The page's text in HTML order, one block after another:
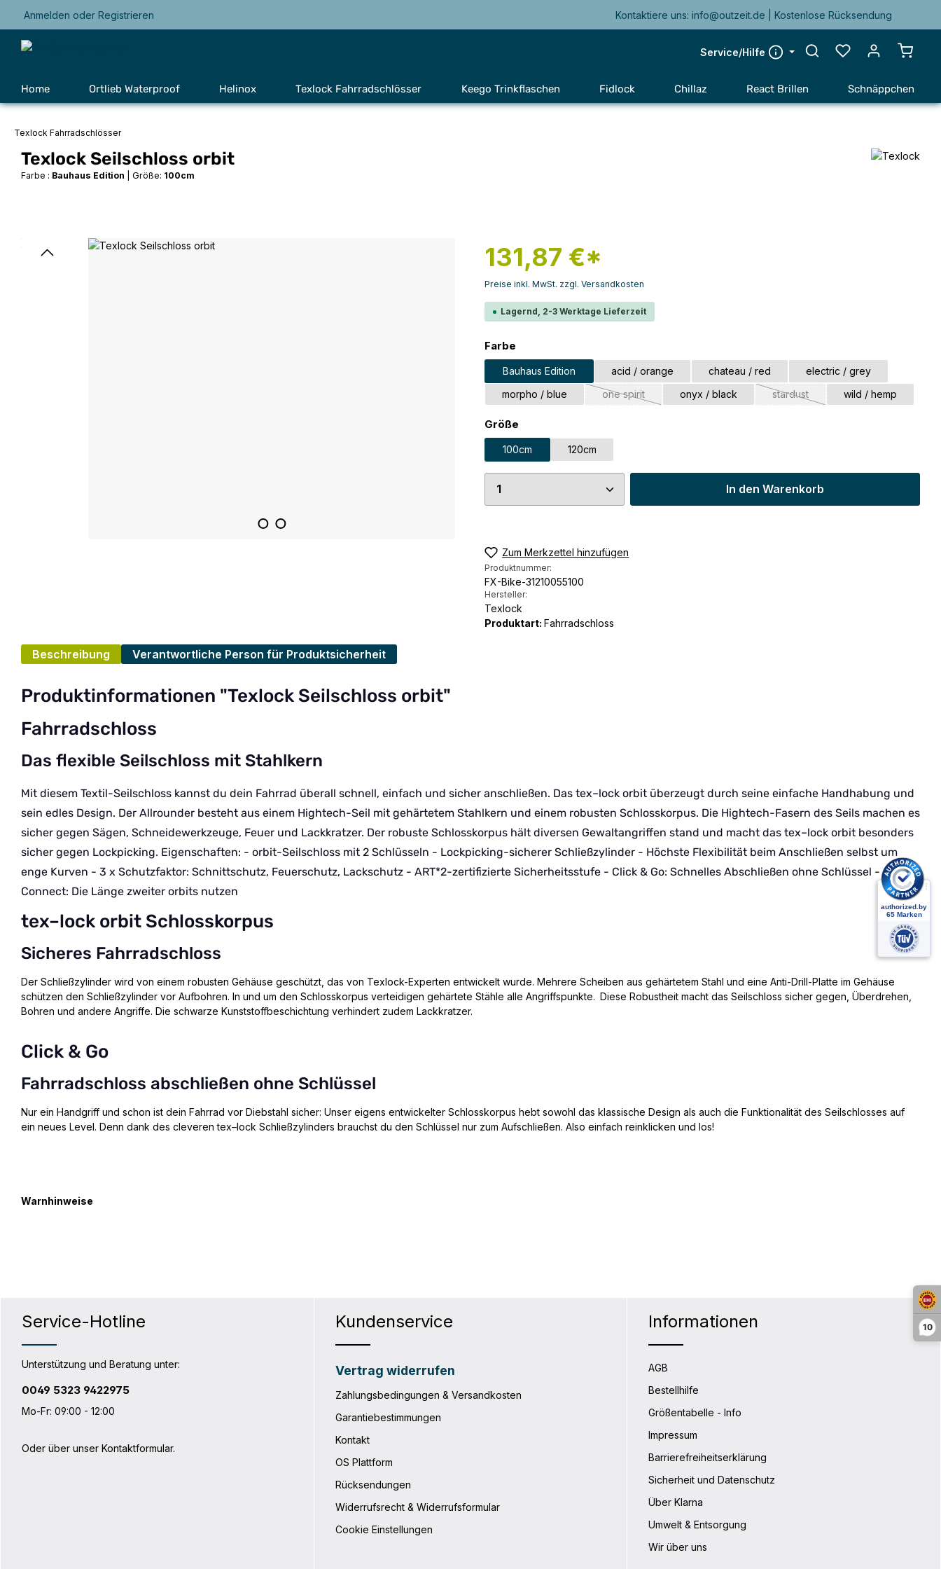
10
Hauptnavigation springen
Anmelden oder Registrieren Kontaktiere uns: info@outzeit.de | Kostenlose Rücksendung
Service/Hilfe
Home Ortlieb Waterproof Helinox Texlock Fahrradschlösser Keego Trinkflaschen Fidlock Chillaz React Brillen Schnäppchen
Texlock Fahrradschlösser
Texlock Seilschloss orbit
Farbe : Bauhaus Edition Größe: 100cm
Bildergalerie überspringen 131,87 €*
Preise inkl. MwSt. zzgl. Versandkosten
Lagernd, 2-3 Werktage Lieferzeit
Farbe
Bauhaus Edition acid / orange chateau / red
electric / grey
morpho / blue
one spirit
(Diese Option ist zurzeit nicht verfügbar.)
onyx / black stardust
(Diese Option ist zurzeit nicht
wild / hemp
Größe
100cm 120cm
Produkt Anzahl: Gib den gewünschten Wert ein oder
In den Warenkorb
Zum Merkzettel hinzufügen
Produktnummer:
FX-Bike-31210055100
Hersteller:
Texlock
Produktart: Fahrradschloss
Beschreibung Verantwortliche Person für Produktsicherheit
Produktinformationen "Texlock Seilschloss orbit"
Fahrradschloss
Das flexible Seilschloss mit Stahlkern
Mit diesem Textil-Seilschloss kannst du dein Fahrrad überall schnell, einfach und sicher anschließen. Das tex–lock orbit überzeugt durch seine einfache Handhabung und
sein edles Design. Der Allrounder besteht aus einem Hightech-Seil mit gehärtetem Stahlkern und einem robusten Schlosskorpus. Die Hightech-Fasern des Seils machen es
sicher gegen Sägen, Schneidewerkzeuge, Feuer und Lackkratzer. Der robuste Schlosskorpus hält diversen Gewaltangriffen stand und macht das tex–lock orbit besonders
sicher gegen Lockpicking. Eigenschaften: - orbit-Seilschloss mit 2 Schlüsseln - Lockpicking-sicherer Schließzylinder - Höchste Flexibilität beim Anschließen selbst um
enge Kurven - 3 x Schutzfaktor: Schnittschutz, Feuerschutz, Lackschutz - ART*2-zertifizierte Sicherheitsstufe - Click & Go: Schnelles Abschließen ohne Schlüssel - Click &
Connect: Die Länge zweiter orbits nutzen
tex–lock orbit Schlosskorpus
Sicheres Fahrradschloss
Der Schließzylinder wird von einem robusten Gehäuse geschützt, das von Texlock-Experten entwickelt wurde. Mehrere Scheiben aus gehärtetem Stahl und eine Anti-Drill-Platte im Gehäuse
schützen den Schließzylinder vor Aufbohren. In und um den Schlosskorpus verteidigen gehärtete Stähle alle Angriffspunkte. Diese Robustheit macht das Seilschloss sicher gegen, Überdrehen,
Bohren und andere Angriffe. Die schwarze Kunststoffbeschichtung verhindert zudem Lackkratzer.
Click & Go
Fahrradschloss abschließen ohne Schlüssel
Nur ein Handgriff und schon ist dein Fahrrad vor Diebstahl sicher: Unser eigens entwickelter Schlosskorpus hebt sowohl das klassische Design als auch die Funktionalität des Seilschlosses auf
ein neues Level. Denn dank des cleveren tex–lock Schließzylinders brauchst du den Schlüssel nur zum Aufschließen. Also einfach reinklicken und los!
Warnhinweise
Service-Hotline
Unterstützung und Beratung unter:
0049 5323 9422975
Mo-Fr: 09:00 - 12:00
Oder über unser Kontaktformular.
Kundenservice
Vertrag widerrufen
Zahlungsbedingungen & Versandkosten
Garantiebestimmungen
Kontakt
OS Plattform
Rücksendungen
Widerrufsrecht & Widerrufsformular
Cookie Einstellungen
Informationen
AGB
Bestellhilfe
Größentabelle - Info
Impressum
Barrierefreiheitserklärung
Sicherheit und Datenschutz
Über Klarna
Umwelt & Entsorgung
Wir über uns